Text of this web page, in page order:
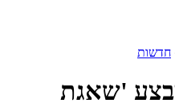
חדשות
'שאגת